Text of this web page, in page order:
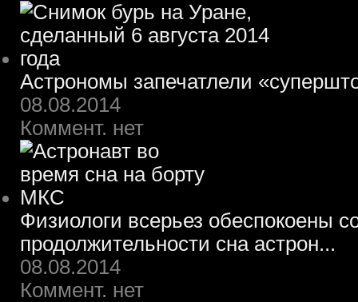
Астрономы запечатлели
08.08.2014
Коммент. нет
Физиологи всерьез обеспокоены
продолжительности сна астрон...
08.08.2014
Коммент. нет